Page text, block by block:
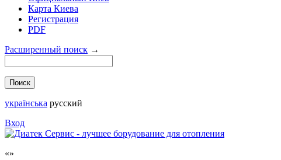
Карта Киева
Регистрация
PDF
Расширенный поиск →
українська русский
Вход